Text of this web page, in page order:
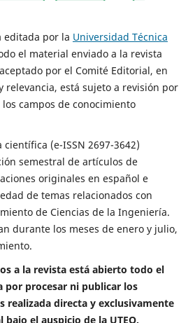
editada por la Universidad Técnica
el material enviado a la revista
por el Comité Editorial, en
relevancia, está sujeto a revisión por
campos de conocimiento
(e-ISSN 2697-3642)
semestral de artículos de
originales en español e
de temas relacionados con
de Ciencias de la Ingeniería.
durante los meses de enero y julio,
a la revista está abierto todo el
por procesar ni publicar los
realizada directa y exclusivamente
el auspicio de la UTEQ.